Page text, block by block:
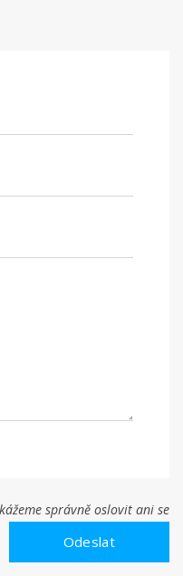
správně oslovit ani se